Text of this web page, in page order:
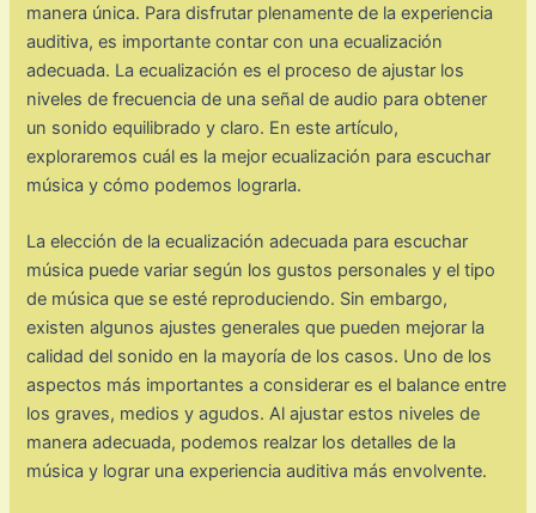
manera única. Para disfrutar plenamente de la experiencia
auditiva, es importante contar con una ecualización
adecuada. La ecualización es el proceso de ajustar los
niveles de frecuencia de una señal de audio para obtener
un sonido equilibrado y claro. En este artículo,
exploraremos cuál es la mejor ecualización para escuchar
música y cómo podemos lograrla.
La elección de la ecualización adecuada para escuchar
música puede variar según los gustos personales y el tipo
de música que se esté reproduciendo. Sin embargo,
existen algunos ajustes generales que pueden mejorar la
calidad del sonido en la mayoría de los casos. Uno de los
aspectos más importantes a considerar es el balance entre
los graves, medios y agudos. Al ajustar estos niveles de
manera adecuada, podemos realzar los detalles de la
música y lograr una experiencia auditiva más envolvente.